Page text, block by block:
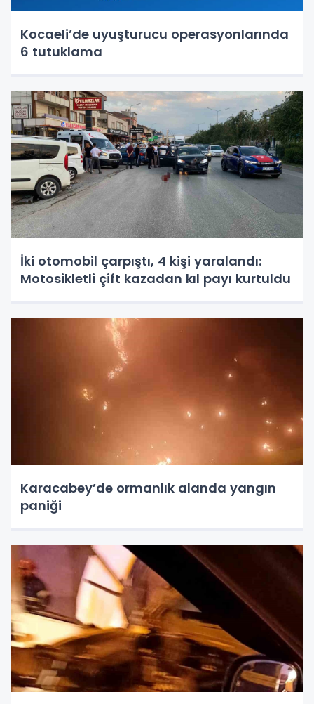
Kocaeli’de uyuşturucu operasyonlarında
6 tutuklama
İki otomobil çarpıştı, 4 kişi yaralandı:
Motosikletli çift kazadan kıl payı kurtuldu
Karacabey’de ormanlık alanda yangın
paniği